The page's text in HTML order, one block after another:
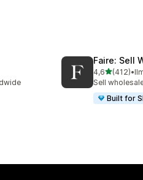
Faire: Sell
4,6/ 5 tähteä
(412)
412 •
Sell
Built for